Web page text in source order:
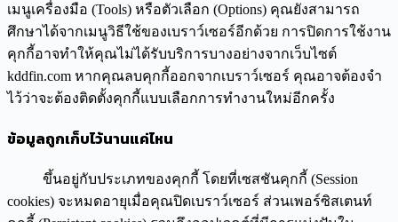
เมนูเครื่องมือ (Tools) หรือตัวเลือก (Options) คุณยังสามารถ
ศึกษาได้จากเมนูวิธีใช้ของเบราว์เซอร์อีกด้วย การปิดการใช้งาน
คุกกี้อาจทำให้คุณไม่ได้รับบริการบางอย่างจากเว็บไซต์
kddfin.com หากคุณลบคุกกี้ออกจากเบราว์เซอร์ คุณอาจต้องจำ
ไว้ว่าจะต้องติดตั้งคุกกี้แบบเลือกการทำงานใหม่อีกครั้ง
ข้อมูลถูกเก็บไว้นานแค่ไหน
ขึ้นอยู่กับประเภทของคุกกี้ โดยที่เซสชันคุกกี้ (Session
cookies) จะหมดอายุเมื่อคุณปิดเบราว์เซอร์ ส่วนเพอร์ซิสเตนท์